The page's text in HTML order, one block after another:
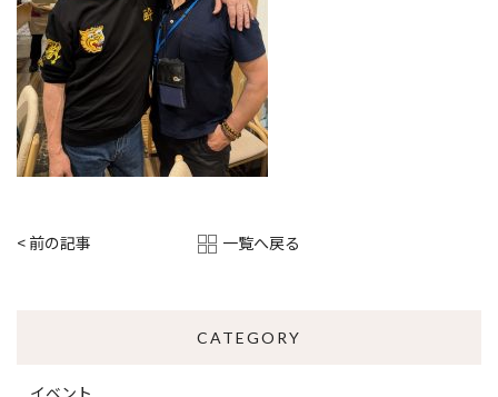
< 前の記事 一覧へ戻る
CATEGORY
イベント